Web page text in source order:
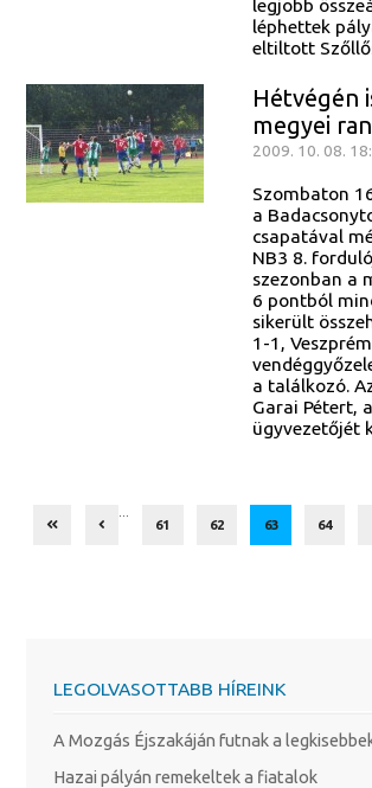
legjobb
léphettek
eltiltott
Hétvégén
megyei
2009. 10. 08.
Szombaton
a
csapatával
NB3 8.
szezonban a
6 pontból
sikerült
1-1,
a találkozó.
Garai Pétert,
ügyvezetőjét
61
62 63 64
LEGOLVASOTTABB HÍREINK
A Mozgás Éjszakáján futnak a
Hazai pályán remekeltek a fiatalok